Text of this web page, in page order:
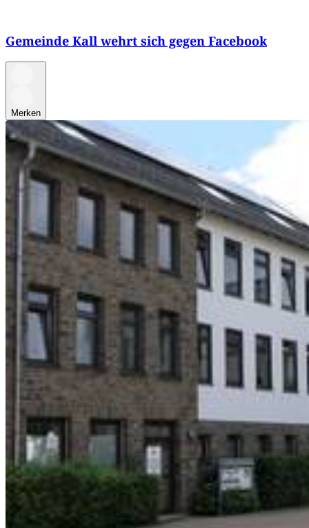
Gemeinde Kall wehrt sich gegen Facebook
Merken